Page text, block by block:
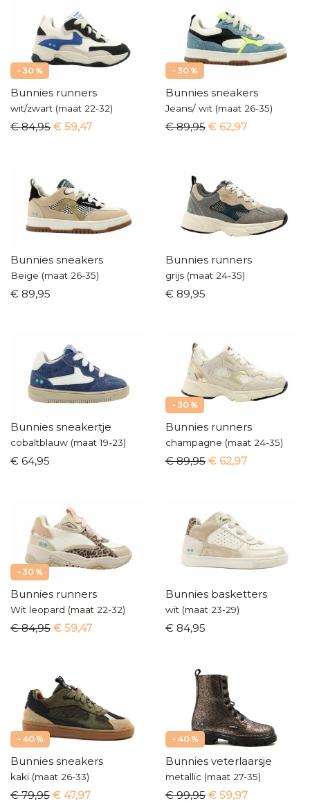
- 30 %
Bunnies runners
wit/zwart (maat 22-32)
€ 84,95 € 59,47
- 30 %
Bunnies sneakers
Jeans/ wit (maat 26-35)
€ 89,95 € 62,97
Bunnies sneakers
Beige (maat 26-35)
€ 89,95
Bunnies runners
grijs (maat 24-35)
€ 89,95
Bunnies sneakertje
cobaltblauw (maat 19-23)
€ 64,95
- 30 %
Bunnies runners
champagne (maat 24-35)
€ 89,95 € 62,97
- 30 %
Bunnies runners
Wit leopard (maat 22-32)
€ 84,95 € 59,47
Bunnies basketters
wit (maat 23-29)
€ 84,95
- 40 %
Bunnies sneakers
kaki (maat 26-33)
€ 79,95 € 47,97
- 40 %
Bunnies veterlaarsje
metallic (maat 27-35)
€ 99,95 € 59,97